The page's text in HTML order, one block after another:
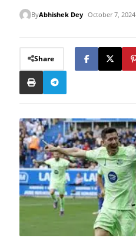
ByAbhishek Dey October 7, 2024
Share